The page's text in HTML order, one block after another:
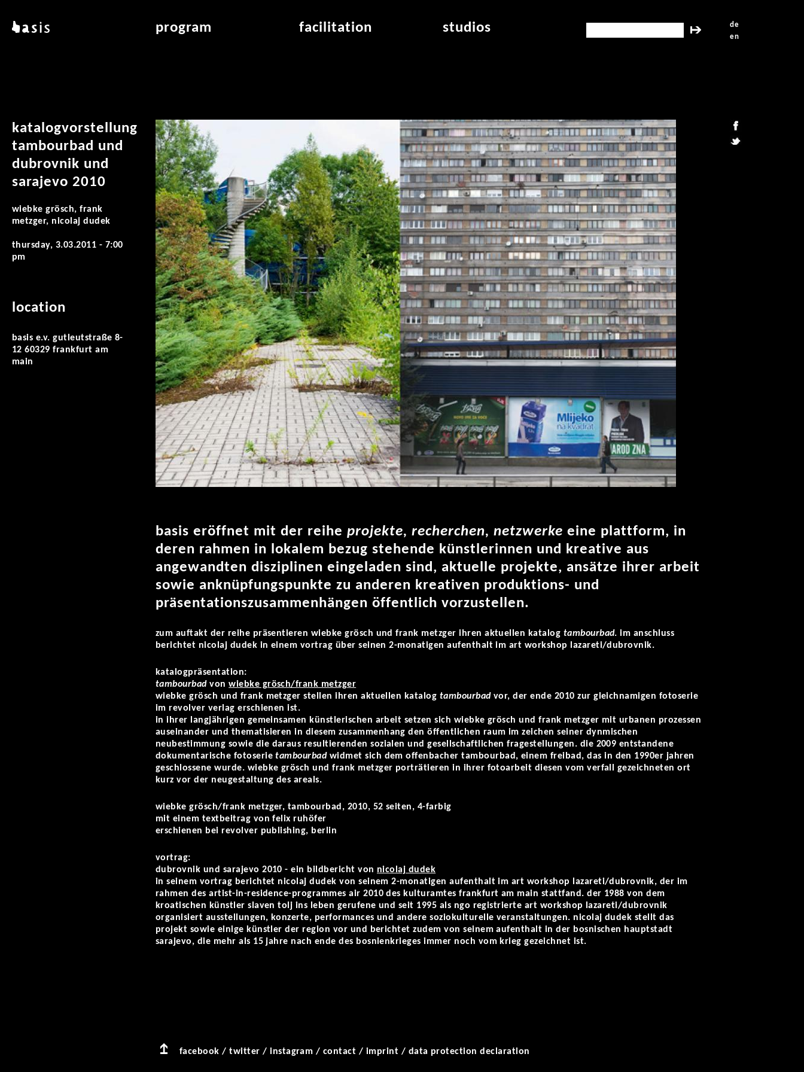
basis program facilitation studios
de
en
katalogvorstellung
tambourbad und
dubrovnik und
sarajevo 2010
wiebke grösch, frank
metzger, nicolaj dudek
thursday, 3.03.2011 - 7:00
pm
location
basis e.v. gutleutstraße 8-
12 60329 frankfurt am
main
basis eröffnet mit der reihe projekte, recherchen, netzwerke eine plattform, in
deren rahmen in lokalem bezug stehende künstlerinnen und kreative aus
angewandten disziplinen eingeladen sind, aktuelle projekte, ansätze ihrer arbeit
sowie anknüpfungspunkte zu anderen kreativen produktions- und
präsentationszusammenhängen öffentlich vorzustellen.
zum auftakt der reihe präsentieren wiebke grösch und frank metzger ihren aktuellen katalog tambourbad. im anschluss
berichtet nicolaj dudek in einem vortrag über seinen 2-monatigen aufenthalt im art workshop lazareti/dubrovnik.
katalogpräsentation:
tambourbadvonwiebke grösch/frank metzger
wiebke grösch und frank metzger stellen ihren aktuellen katalog tambourbadvor, der ende 2010 zur gleichnamigen fotoserie
im revolver verlag erschienen ist.
in ihrer langjährigen gemeinsamen künstlerischen arbeit setzen sich wiebke grösch und frank metzger mit urbanen prozessen
auseinander und thematisieren in diesem zusammenhang den öffentlichen raum im zeichen seiner dynmischen
neubestimmung sowie die daraus resultierenden sozialen und gesellschaftlichen fragestellungen. die 2009 entstandene
dokumentarische fotoserietambourbadwidmet sich dem offenbacher tambourbad, einem freibad, das in den 1990er jahren
geschlossene wurde. wiebke grösch und frank metzger porträtieren in ihrer fotoarbeit diesen vom verfall gezeichneten ort
kurz vor der neugestaltung des areals.
wiebke grösch/frank metzger, tambourbad, 2010, 52 seiten, 4-farbig
mit einem textbeitrag von felix ruhöfer
erschienen bei revolver publishing, berlin
vortrag:
dubrovnik und sarajevo 2010 - ein bildbericht von nicolaj dudek
in seinem vortrag berichtet nicolaj dudek von seinem 2-monatigen aufenthalt im art workshop lazareti/dubrovnik, der im
rahmen des artist-in-residence-programmes air 2010 des kulturamtes frankfurt am main stattfand. der 1988 von dem
kroatischen künstler slaven tolj ins leben gerufene und seit 1995 als ngo registrierte art workshop lazareti/dubrovnik
organisiert ausstellungen, konzerte, performances und andere soziokulturelle veranstaltungen. nicolaj dudek stellt das
projekt sowie einige künstler der region vor und berichtet zudem von seinem aufenthalt in der bosnischen hauptstadt
sarajevo, die mehr als 15 jahre nach ende des bosnienkrieges immer noch vom krieg gezeichnet ist.
facebook /twitter /instagram / contact / imprint / data protection declaration